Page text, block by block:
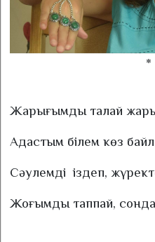
*
Жарығымды талай
Адастым білем көз
Сәулемді іздеп,
Жоғымды таппай,